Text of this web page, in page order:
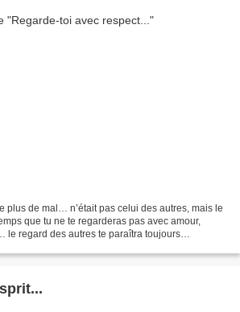
plus de mal… n’était pas celui des autres, mais le
que tu ne te regarderas pas avec amour,
le regard des autres te paraîtra toujours